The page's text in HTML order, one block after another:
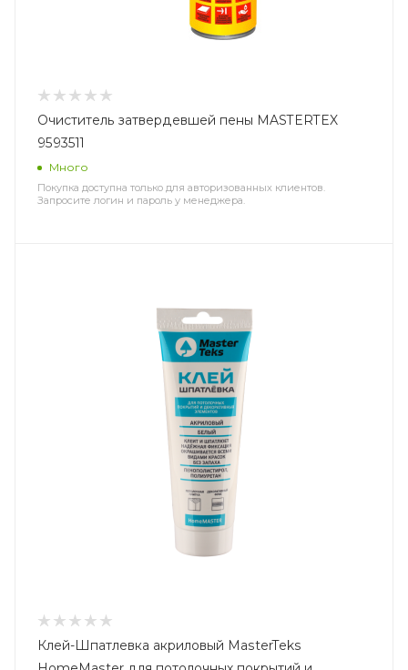
Очиститель затвердевшей пены MASTERTEX
9593511
Много
Покупка доступна только для авторизованных клиентов.
Запросите логин и пароль у менеджера.
Клей-Шпатлевка акриловый MasterTeks